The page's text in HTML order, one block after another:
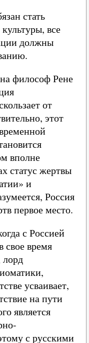
стать
все
должны
философ Рене
от
этот
вполне
статус жертвы
и
Россия
первое место.
с Россией
свое время
усваивает,
на пути
является
с русскими